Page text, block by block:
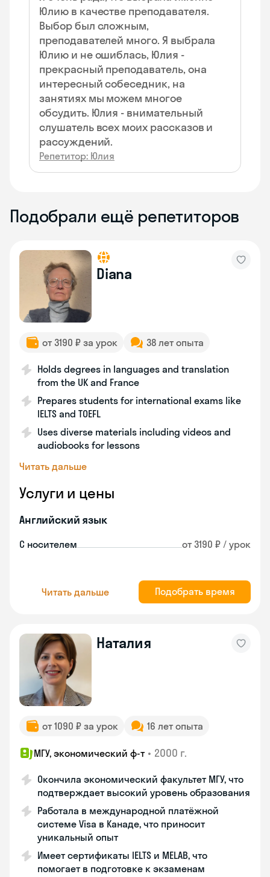
Юлию в качестве преподавателя.
Выбор был сложным,
преподавателей много. Я выбрала
Юлию и не ошиблась, Юлия -
прекрасный преподаватель, она
интересный собеседник, на
занятиях мы можем многое
обсудить. Юлия - внимательный
слушатель всех моих рассказов и
рассуждений.
Репетитор: Юлия
Подобрали ещё репетиторов
Diana
от 3190 ₽ за урок 38 лет опыта
Holds degrees in languages and translation
from the UK and France
Prepares students for international exams like
IELTS and TOEFL
Uses diverse materials including videos and
audiobooks for lessons
Читать дальше
Услуги и цены
Английский язык
С носителем от 3190 ₽ / урок
Читать дальше Подобрать время
Наталия
от 1090 ₽ за урок 16 лет опыта
МГУ, экономический ф-т • 2000 г.
Окончила экономический факультет МГУ, что
подтверждает высокий уровень образования
Работала в международной платёжной
системе Visa в Канаде, что приносит
уникальный опыт
Имеет сертификаты IELTS и MELAB, что
помогает в подготовке к экзаменам